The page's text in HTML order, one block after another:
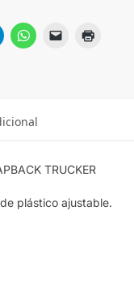
TRUCKER
plástico ajustable.